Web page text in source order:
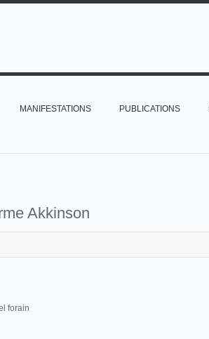
MANIFESTATIONS PUBLICATIONS
Akkinson